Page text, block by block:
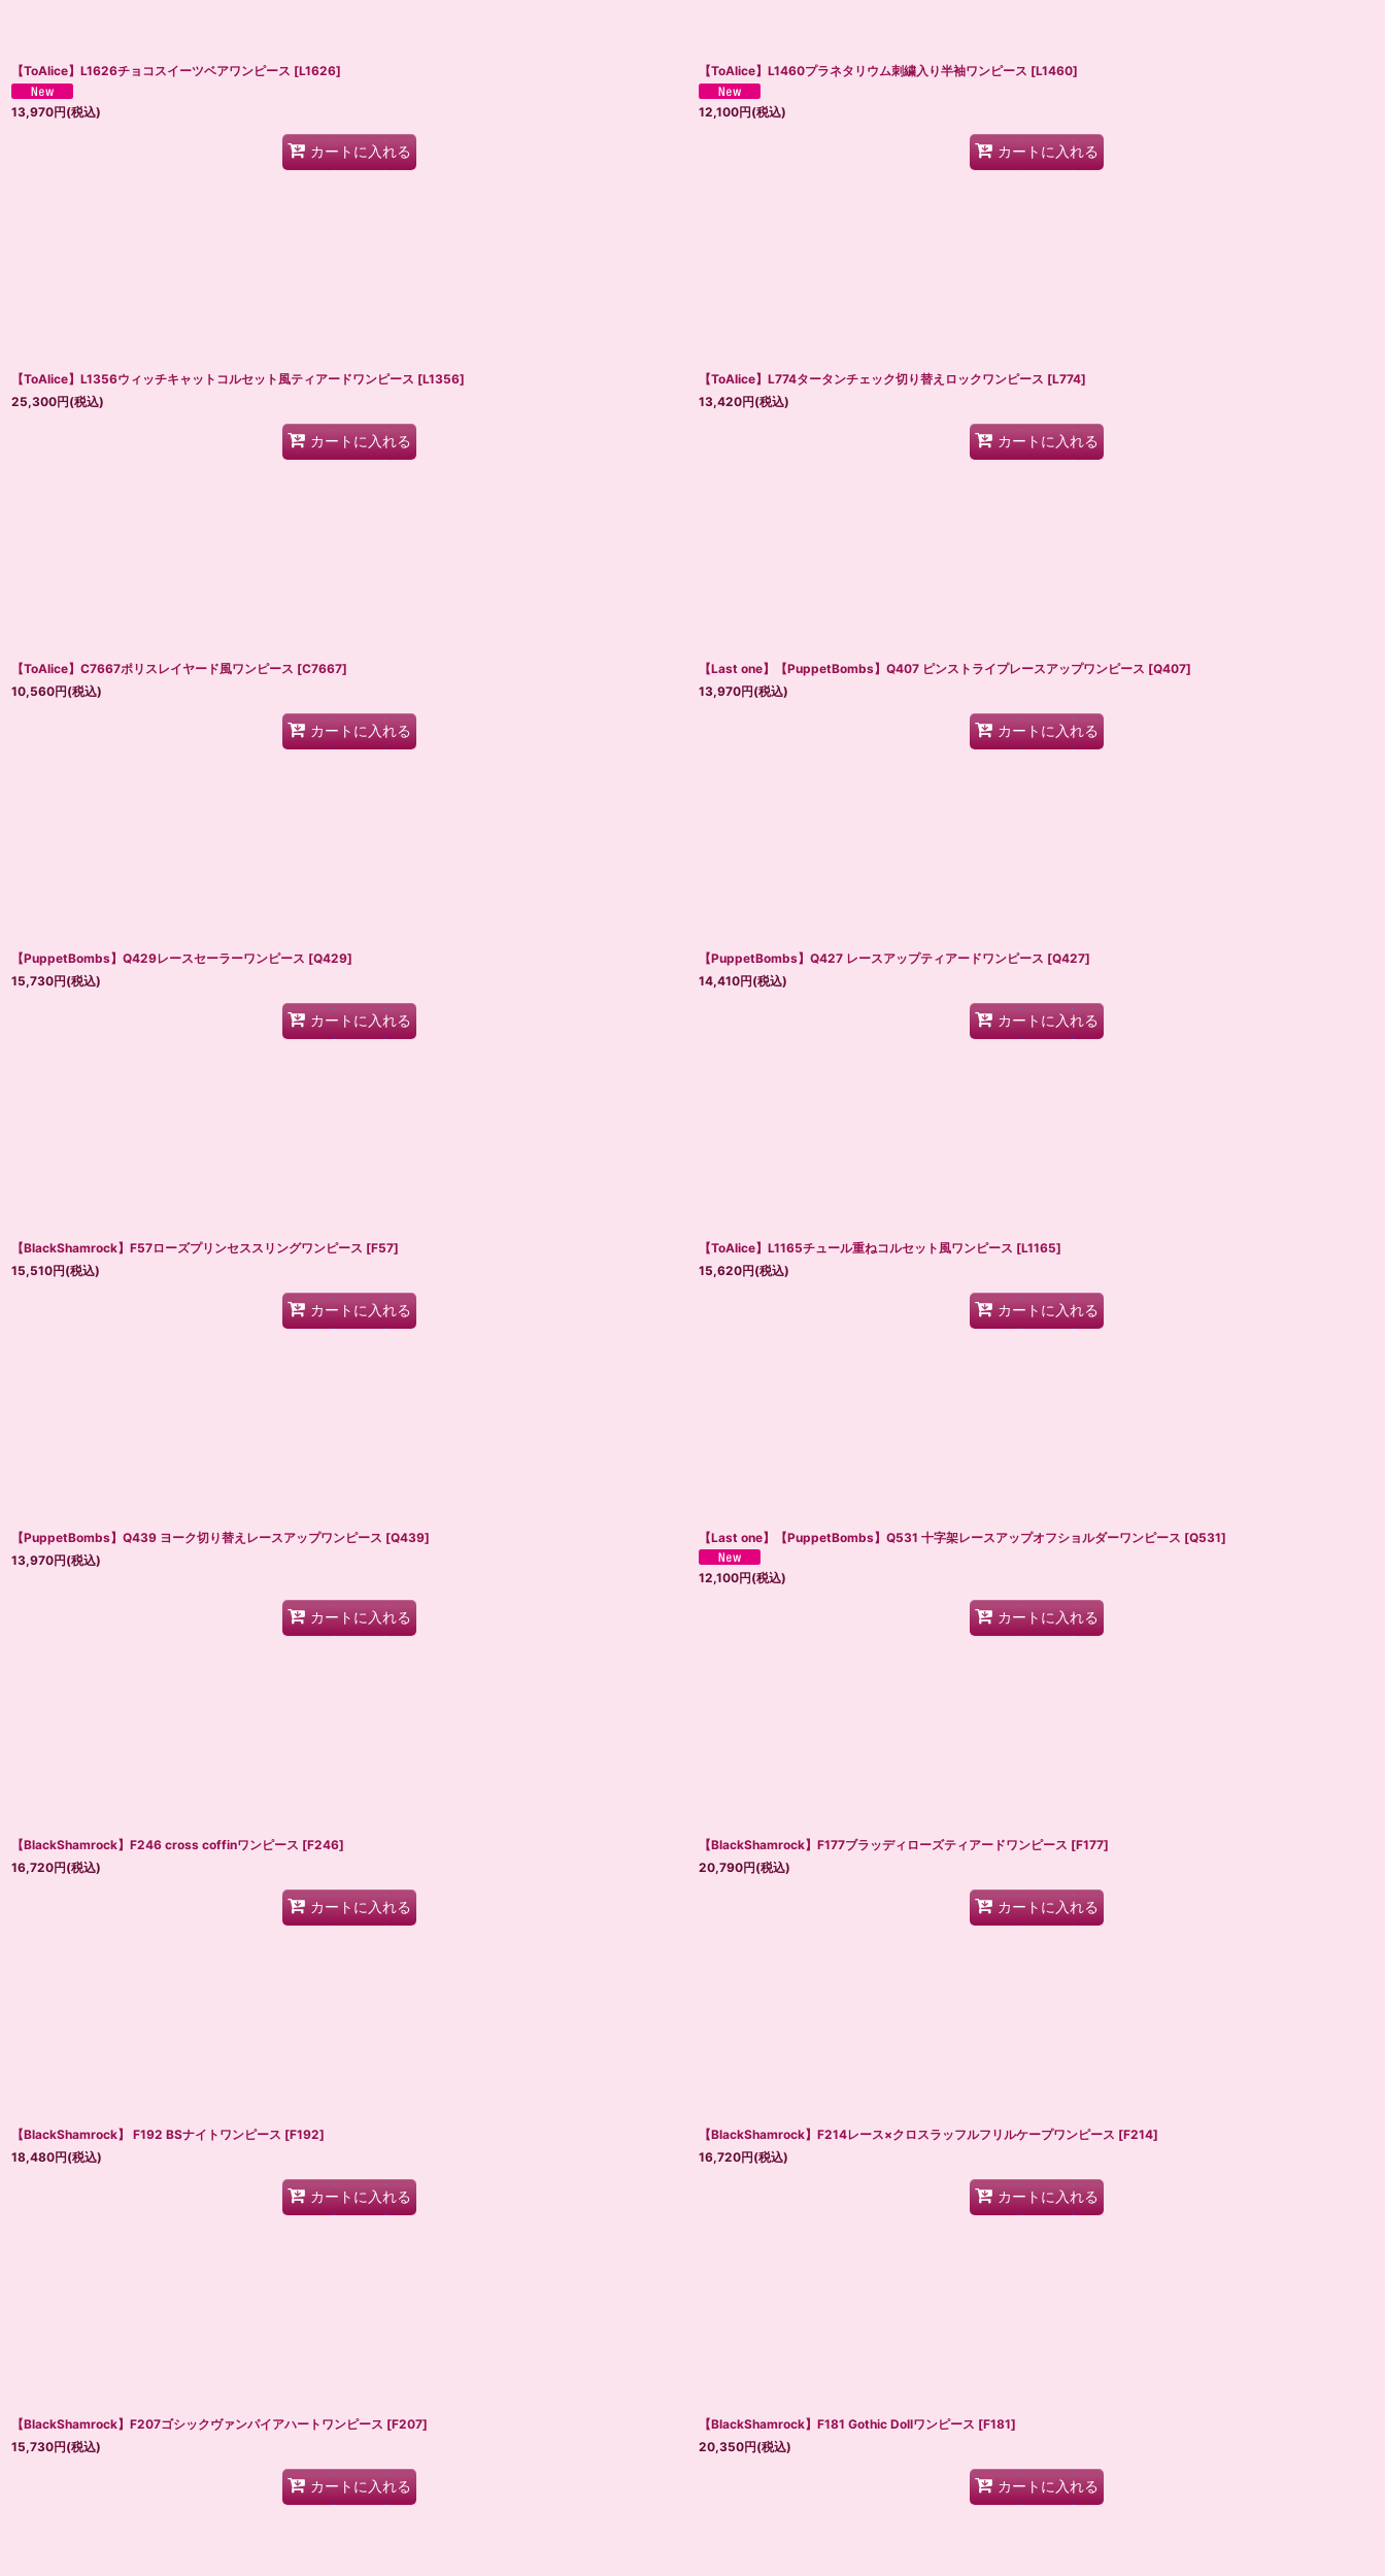
【ToAlice】L1626チョコスイーツベアワンピース [L1626]
13,970円(税込)
カートに入れる
【ToAlice】L1460プラネタリウム刺繍入り半袖ワンピース [L1460]
12,100円(税込)
カートに入れる
【ToAlice】L1356ウィッチキャットコルセット風ティアードワンピース [L1356]
25,300円(税込)
カートに入れる
【ToAlice】L774タータンチェック切り替えロックワンピース [L774]
13,420円(税込)
カートに入れる
【ToAlice】C7667ポリスレイヤード風ワンピース [C7667]
10,560円(税込)
カートに入れる
【Last one】【PuppetBombs】Q407 ピンストライプレースアップワンピース [Q407]
13,970円(税込)
カートに入れる
【PuppetBombs】Q429レースセーラーワンピース [Q429]
15,730円(税込)
カートに入れる
【PuppetBombs】Q427 レースアップティアードワンピース [Q427]
14,410円(税込)
カートに入れる
【BlackShamrock】F57ローズプリンセススリングワンピース [F57]
15,510円(税込)
カートに入れる
【ToAlice】L1165チュール重ねコルセット風ワンピース [L1165]
15,620円(税込)
カートに入れる
【PuppetBombs】Q439 ヨーク切り替えレースアップワンピース [Q439]
13,970円(税込)
カートに入れる
【Last one】【PuppetBombs】Q531 十字架レースアップオフショルダーワンピース [Q531]
12,100円(税込)
カートに入れる
【BlackShamrock】F246 cross coffinワンピース [F246]
16,720円(税込)
カートに入れる
【BlackShamrock】F177ブラッディローズティアードワンピース [F177]
20,790円(税込)
カートに入れる
【BlackShamrock】 F192 BSナイトワンピース [F192]
18,480円(税込)
カートに入れる
【BlackShamrock】F214レース×クロスラッフルフリルケープワンピース [F214]
16,720円(税込)
カートに入れる
【BlackShamrock】F207ゴシックヴァンパイアハートワンピース [F207]
15,730円(税込)
カートに入れる
【BlackShamrock】F181 Gothic Dollワンピース [F181]
20,350円(税込)
カートに入れる